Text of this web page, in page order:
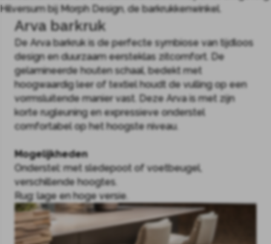
Hilversum bij Morph Design, de barkrukkenwinkel.
Arva barkruk
De Arva barkruk is de perfecte symbiose van tijdloos
design en duurzaam eersteklas zitcomfort. De
gelamineerde houten schaal, bedekt met
hoogwaardig leer of textiel houdt de vulling op een
vormsluitende manier vast. Deze Arva is met zijn
korte rugleuning en expressieve onderstel
comfortabel op het hoogste niveau.
Mogelijkheden
Onderstel: met sledepoot of voetbeugel,
verschillende hoogtes.
Rug: lage en hoge versie.